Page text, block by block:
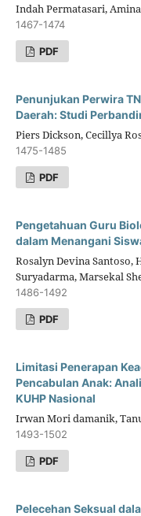
Indah Permatasari,
1467-1474
PDF
Penunjukan Perwira
Daerah: Studi
Piers Dickson, Cecillya
1475-1485
PDF
Pengetahuan Guru
dalam Menangani
Rosalyn Devina Santoso,
Suryadarma, Marsekal
1486-1492
PDF
Limitasi Penerapan
Pencabulan Anak:
KUHP Nasional
Irwan Mori damanik,
1493-1502
PDF
Pelecehan Seksual